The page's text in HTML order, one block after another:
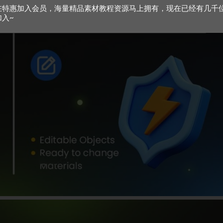
特惠加入会员，海量精品素材教程资源马上拥有，现在已经有几千
入~